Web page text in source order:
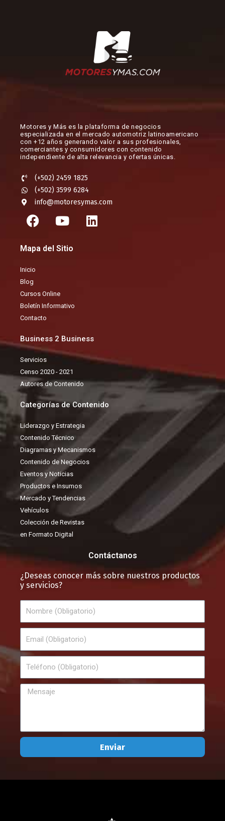
Motores y Más es la plataforma de negocios
especializada en el mercado automotriz latinoamericano
con +12 años generando valor a sus profesionales,
comerciantes y consumidores con contenido
independiente de alta relevancia y ofertas únicas.​
(+502) 2459 1825
(+502) 3599 6284
info@motoresymas.com
F
a
e
o
o
k
Y
o
t
L
i
Mapa del Sitio
Inicio
Blog
Cursos Online
Boletín Informativo
Contacto
Business 2 Business
Servicios
Censo 2020 - 2021
Autores de Contenido
Categorías de Contenido
Liderazgo y Estrategia
Contenido Técnico
Diagramas y Mecanismos
Contenido de Negocios
Eventos y Noticias
Productos e Insumos
Mercado y Tendencias
Vehículos
Colección de Revistas
en Formato Digital
Contáctanos
¿Deseas conocer más sobre nuestros productos
y servicios?
Teléfono
Mensaje
Enviar